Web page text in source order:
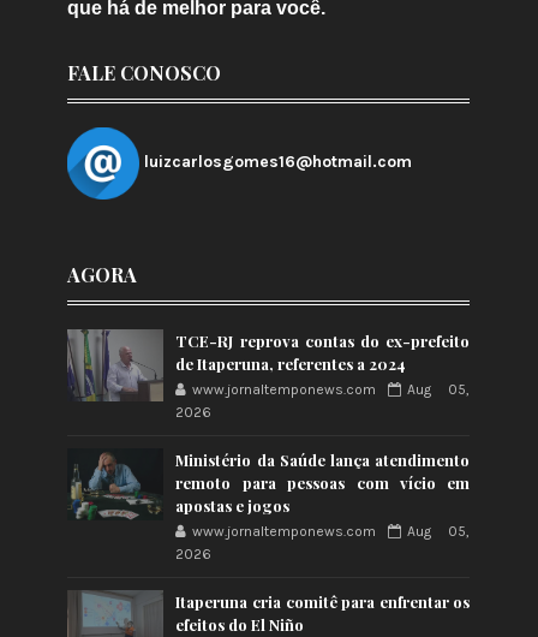
que há de melhor para você.
FALE CONOSCO
luizcarlosgomes16@hotmail.com
AGORA
TCE-RJ reprova contas do ex-prefeito
de Itaperuna, referentes a 2024
www.jornaltemponews.com
Aug 05,
2026
Ministério da Saúde lança atendimento
remoto para pessoas com vício em
apostas e jogos
www.jornaltemponews.com
Aug 05,
2026
Itaperuna cria comitê para enfrentar os
efeitos do El Niño